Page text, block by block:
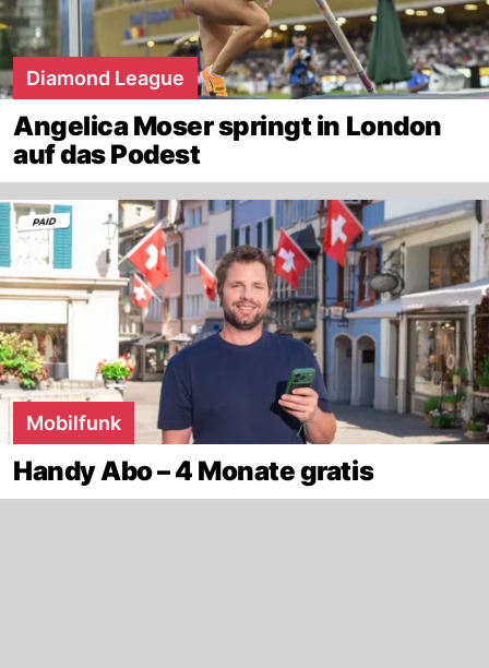
Diamond League
Angelica Moser springt in London
auf das Podest
Mobilfunk
Handy Abo – 4 Monate gratis